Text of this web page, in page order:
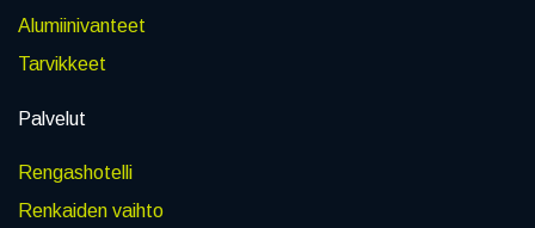
Alumiinivanteet
Tarvikkeet
Palvelut
Rengashotelli
Renkaiden vaihto